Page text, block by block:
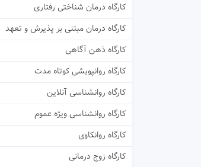
کارگاه درمان شناختی رفتاری
کارگاه درمان مبتنی بر پذیرش و تعهد
کارگاه ذهن آگاهی
کارگاه روانپویشی کوتاه مدت
کارگاه روانشناسی آنلاین
کارگاه روانشناسی ویژه عموم
کارگاه روانکاوی
کارگاه زوج درمانی